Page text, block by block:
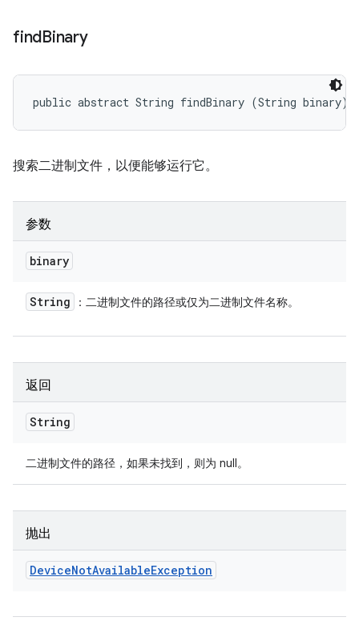
findBinary
public abstract String findBinary (String binary)
搜索二进制文件，以便能够运行它。
参数
binary
String ：二进制文件的路径或仅为二进制文件名称。
返回
String
二进制文件的路径，如果未找到，则为 null。
抛出
DeviceNotAvailableException